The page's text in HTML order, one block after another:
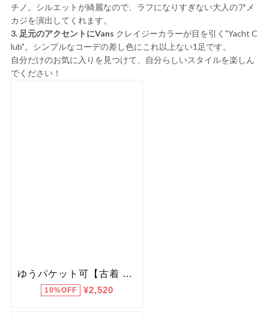
チノ。シルエットが綺麗なので、ラフになりすぎない大人のアメ
カジを演出してくれます。
3. 足元のアクセントにVans クレイジーカラーが目を引く"Yacht C
lub"。シンプルなコーデの差し色にこれ以上ない1足です。
自分だけのお気に入りを見つけて、自分らしいスタイルを楽しん
でください！